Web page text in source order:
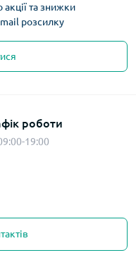
та знижки
розсилку
роботи
19:00